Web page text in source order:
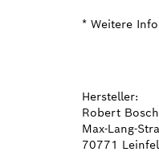
* Weitere
Hersteller:
Robert
Max-Lang-
70771